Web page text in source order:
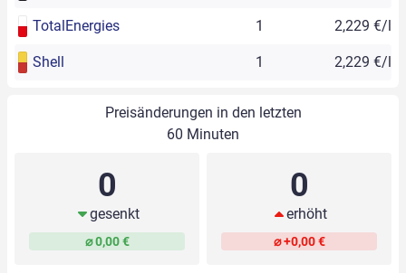
TotalEnergies 1 2,229 €/l
Shell 1 2,229 €/l
Preisänderungen in den letzten
60 Minuten
0
gesenkt
⌀ 0,00 €
0
erhöht
⌀ +0,00 €